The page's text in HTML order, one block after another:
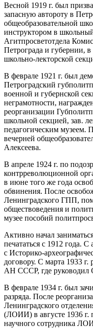
Весной 1919 г. был
запасную автороту в
общеобразовательной
инструктором в
Агитпросветотдела
Петрограда и губернии,
школьно-лекторской
В феврале 1921 г. был
Петроградский
военной и губернской
неграмотности,
реорганизации
школьной секцией, зав.
педагогическим музеем.
вечерней
Алексеева.
В апреле 1924 г. по
контрреволюционной
в июне того же года
обвинения. После
Ленинградского ГПП,
обществоведения и
музее пособий
Активно начал
печататься с 1912 года. С
с Историко-
договору. С марта 1933
АН СССР, где руководил
В феврале 1934 г. был
разряда. После
Ленинградского
(ЛОИИ) в августе 1936 г.
научного сотрудника